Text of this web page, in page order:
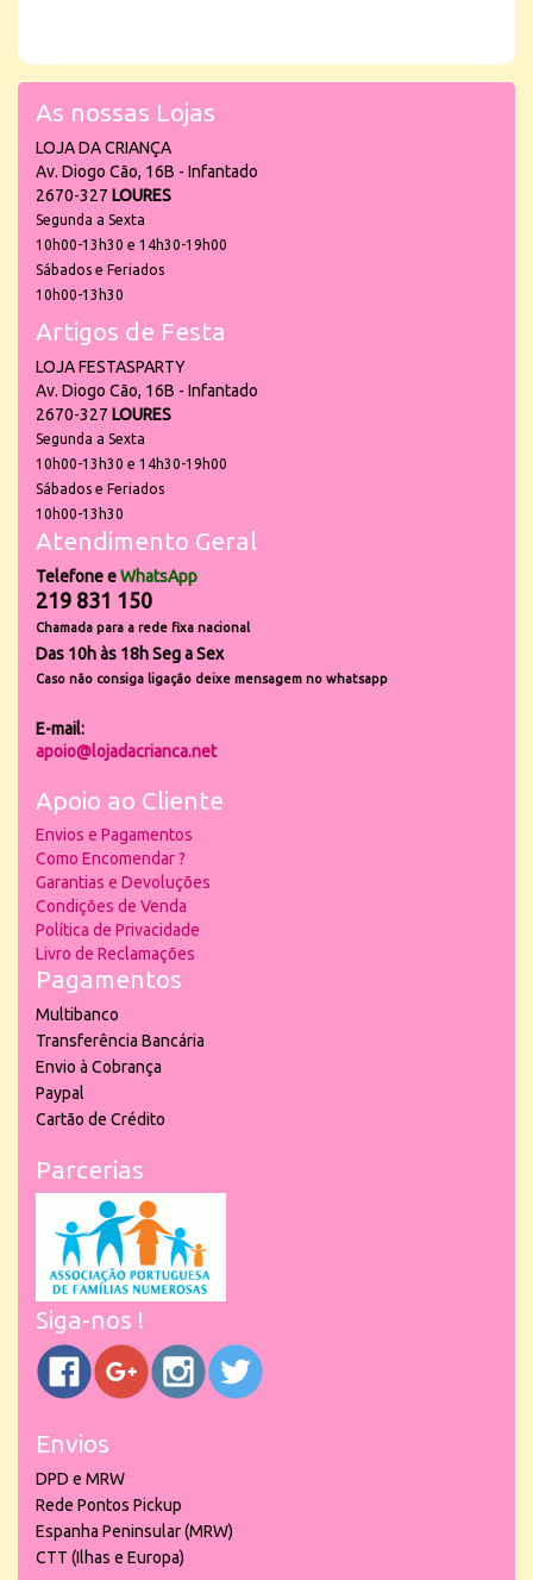
As nossas Lojas
LOJA DA CRIANÇA
Av. Diogo Cão, 16B - Infantado
2670-327 LOURES
Segunda a Sexta
10h00-13h30 e 14h30-19h00
Sábados e Feriados
10h00-13h30
Artigos de Festa
LOJA FESTASPARTY
Av. Diogo Cão, 16B - Infantado
2670-327 LOURES
Segunda a Sexta
10h00-13h30 e 14h30-19h00
Sábados e Feriados
10h00-13h30
Atendimento Geral
Telefone eWhatsApp
219 831 150
Chamada para a rede fixa nacional
Das 10h às 18h Seg a Sex
Caso não consiga ligação deixe mensagem no whatsapp
E-mail:
apoio@lojadacrianca.net
Apoio ao Cliente
Envios e Pagamentos
Como Encomendar ?
Garantias e Devoluções
Condições de Venda
Política de Privacidade
Livro de Reclamações
Pagamentos
Multibanco
Transferência Bancária
Envio à Cobrança
Paypal
Cartão de Crédito
Parcerias
Siga-nos !
Envios
DPD e MRW
Rede Pontos Pickup
Espanha Peninsular (MRW)
CTT (Ilhas e Europa)